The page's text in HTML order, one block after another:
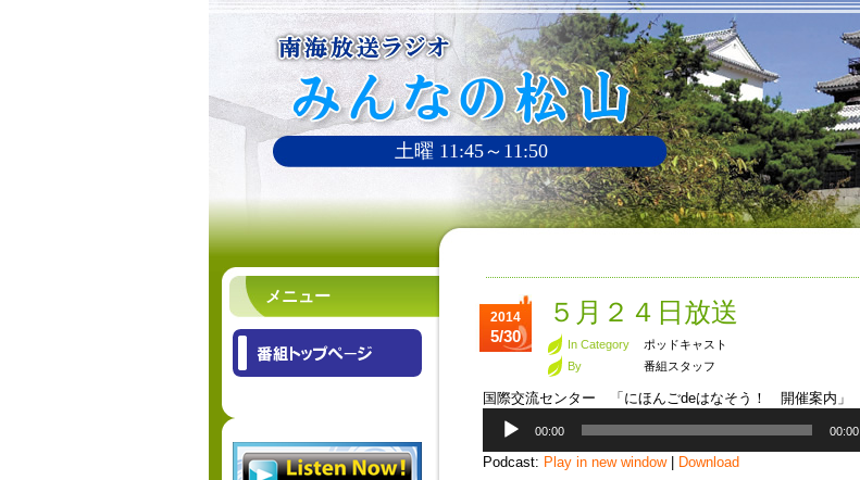
土曜 11:45～11:50
メニュー
2014
5/30
５月２４日放送
In Category
ポッドキャスト
By
番組スタッフ
国際交流センター 「にほんごdeはなそう！ 開催案内」
プ
00:00 00:00
Podcast: Play in new window| Download